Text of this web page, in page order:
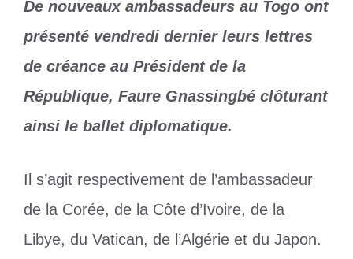
De nouveaux ambassadeurs au Togo ont
présenté vendredi dernier leurs lettres
de créance au Président de la
République, Faure Gnassingbé clôturant
ainsi le ballet diplomatique.
Il s’agit respectivement de l’ambassadeur
de la Corée, de la Côte d’Ivoire, de la
Libye, du Vatican, de l’Algérie et du Japon.